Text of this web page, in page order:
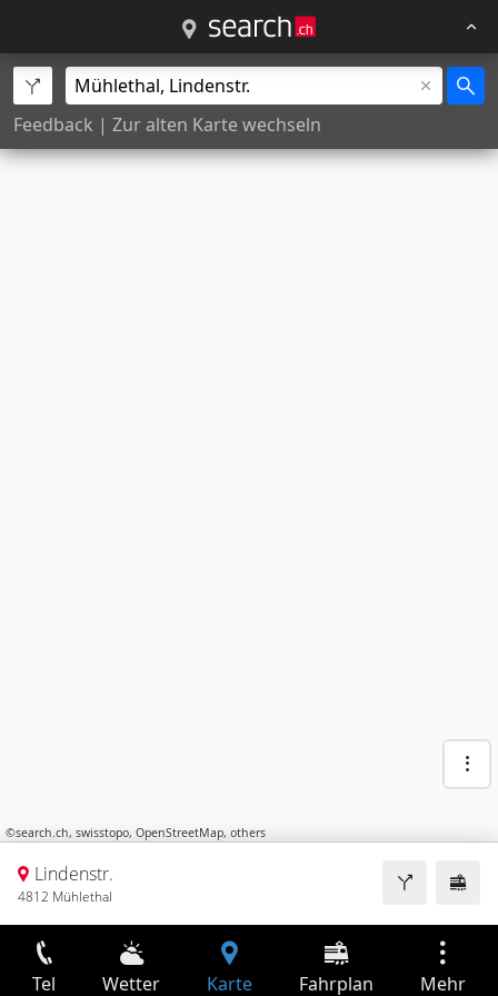
Feedback | Zur alten Karte wechseln
©search.ch, swisstopo, OpenStreetMap, others
Lindenstr.
4812 Mühlethal
Tel Wetter Karte Fahrplan Mehr